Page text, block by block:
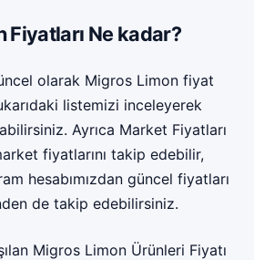
Fiyatları Ne kadar?
olarak Migros Limon fiyat
listemizi inceleyerek
Ayrıca Market Fiyatları
fiyatlarını takip edebilir,
hesabımızdan güncel fiyatları
de takip edebilirsiniz.
Migros Limon Ürünleri Fiyatı